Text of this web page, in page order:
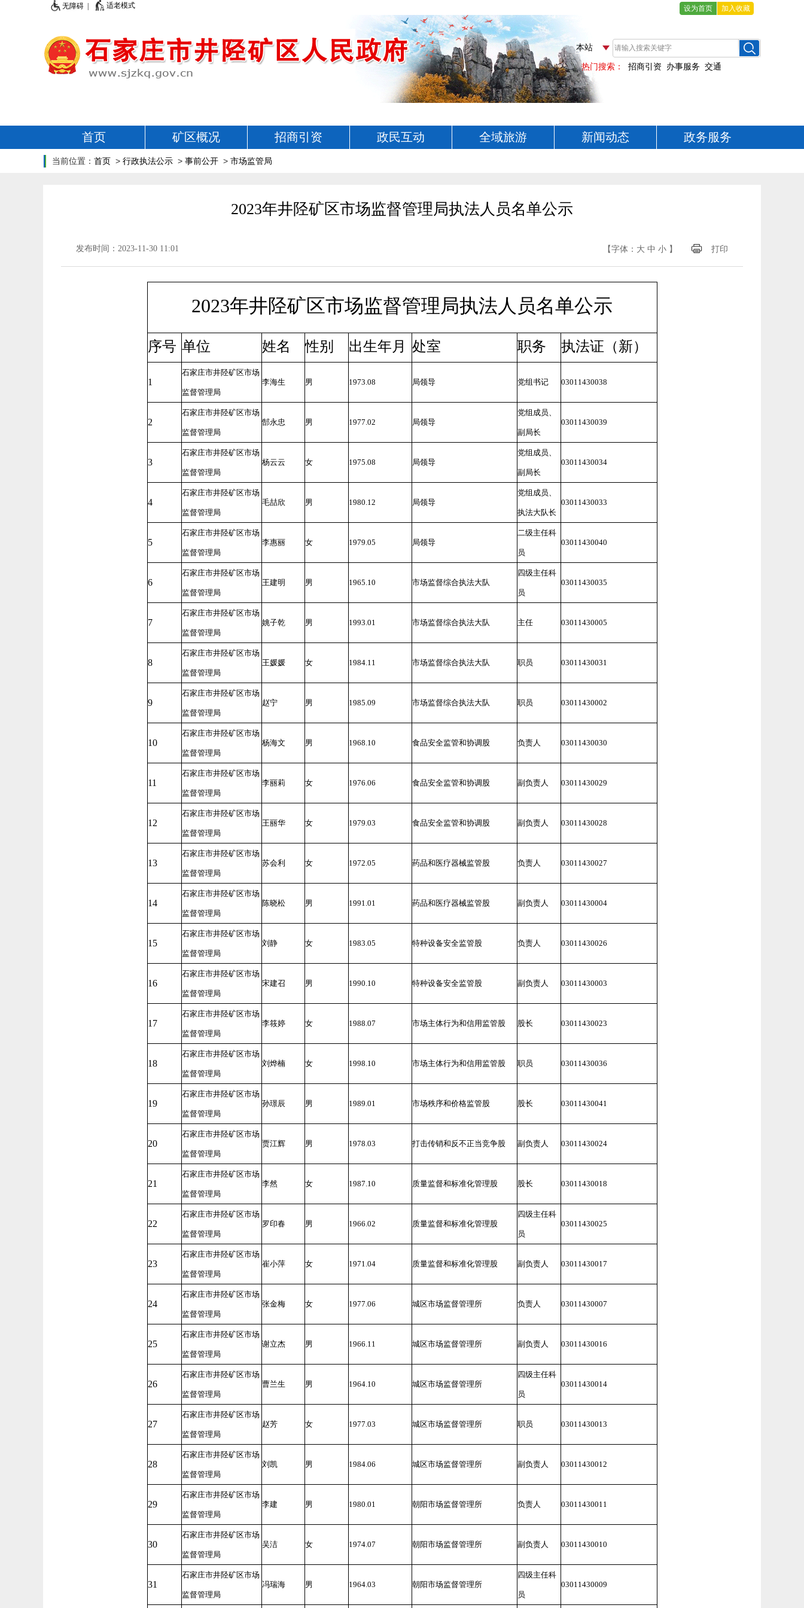
无障碍 | 适老模式 设为首页 加入收藏
首页 矿区概况 招商引资 政民互动 全域旅游 新闻动态 政务服务
当前位置： 首页 > 行政执法公示 > 事前公开 > 市场监管局
2023年井陉矿区市场监督管理局执法人员名单公示
发布时间：2023-11-30 11:01 【字体： 大 中 小 】 打印
2023年井陉矿区市场监督管理局执法人员名单公示
序号 单位 姓名 性别 出生年月 处室 职务 执法证（新）
1
石家庄市井陉矿区市场
监督管理局
李海生 男 1973.08 局领导 党组书记 03011430038
2
石家庄市井陉矿区市场
监督管理局
郜永忠 男 1977.02 局领导
党组成员、
副局长
03011430039
3
石家庄市井陉矿区市场
监督管理局
杨云云 女 1975.08 局领导
党组成员、
副局长
03011430034
4
石家庄市井陉矿区市场
监督管理局
毛喆欣 男 1980.12 局领导
党组成员、
执法大队长
03011430033
5
石家庄市井陉矿区市场
监督管理局
李惠丽 女 1979.05 局领导
二级主任科
员
03011430040
6
石家庄市井陉矿区市场
监督管理局
王建明 男 1965.10 市场监督综合执法大队
四级主任科
员
03011430035
7
石家庄市井陉矿区市场
监督管理局
姚子乾 男 1993.01 市场监督综合执法大队 主任 03011430005
8
石家庄市井陉矿区市场
监督管理局
王媛媛 女 1984.11 市场监督综合执法大队 职员 03011430031
9
石家庄市井陉矿区市场
监督管理局
赵宁 男 1985.09 市场监督综合执法大队 职员 03011430002
10
石家庄市井陉矿区市场
监督管理局
杨海文 男 1968.10 食品安全监管和协调股 负责人 03011430030
11
石家庄市井陉矿区市场
监督管理局
李丽莉 女 1976.06 食品安全监管和协调股 副负责人 03011430029
12
石家庄市井陉矿区市场
监督管理局
王丽华 女 1979.03 食品安全监管和协调股 副负责人 03011430028
13
石家庄市井陉矿区市场
监督管理局
苏会利 女 1972.05 药品和医疗器械监管股 负责人 03011430027
14
石家庄市井陉矿区市场
监督管理局
陈晓松 男 1991.01 药品和医疗器械监管股 副负责人 03011430004
15
石家庄市井陉矿区市场
监督管理局
刘静 女 1983.05 特种设备安全监管股 负责人 03011430026
16
石家庄市井陉矿区市场
监督管理局
宋建召 男 1990.10 特种设备安全监管股 副负责人 03011430003
17
石家庄市井陉矿区市场
监督管理局
李筱婷 女 1988.07 市场主体行为和信用监管股 股长 03011430023
18
石家庄市井陉矿区市场
监督管理局
刘烨楠 女 1998.10 市场主体行为和信用监管股 职员 03011430036
19
石家庄市井陉矿区市场
监督管理局
孙璟辰 男 1989.01 市场秩序和价格监管股 股长 03011430041
20
石家庄市井陉矿区市场
监督管理局
贾江辉 男 1978.03 打击传销和反不正当竞争股 副负责人 03011430024
21
石家庄市井陉矿区市场
监督管理局
李然 女 1987.10 质量监督和标准化管理股 股长 03011430018
22
石家庄市井陉矿区市场
监督管理局
罗印春 男 1966.02 质量监督和标准化管理股
四级主任科
员
03011430025
23
石家庄市井陉矿区市场
监督管理局
崔小萍 女 1971.04 质量监督和标准化管理股 副负责人 03011430017
24
石家庄市井陉矿区市场
监督管理局
张金梅 女 1977.06 城区市场监督管理所 负责人 03011430007
25
石家庄市井陉矿区市场
监督管理局
谢立杰 男 1966.11 城区市场监督管理所 副负责人 03011430016
26
石家庄市井陉矿区市场
监督管理局
曹兰生 男 1964.10 城区市场监督管理所
四级主任科
员
03011430014
27
石家庄市井陉矿区市场
监督管理局
赵芳 女 1977.03 城区市场监督管理所 职员 03011430013
28
石家庄市井陉矿区市场
监督管理局
刘凯 男 1984.06 城区市场监督管理所 副负责人 03011430012
29
石家庄市井陉矿区市场
监督管理局
李建 男 1980.01 朝阳市场监督管理所 负责人 03011430011
30
石家庄市井陉矿区市场
监督管理局
吴洁 女 1974.07 朝阳市场监督管理所 副负责人 03011430010
31
石家庄市井陉矿区市场
监督管理局
冯瑞海 男 1964.03 朝阳市场监督管理所
四级主任科
员
03011430009